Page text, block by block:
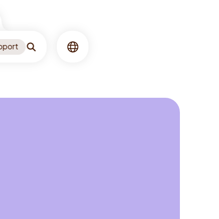
Zoeken Taal